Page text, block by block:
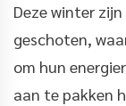
Deze winter
geschoten,
om hun
aan te pakken